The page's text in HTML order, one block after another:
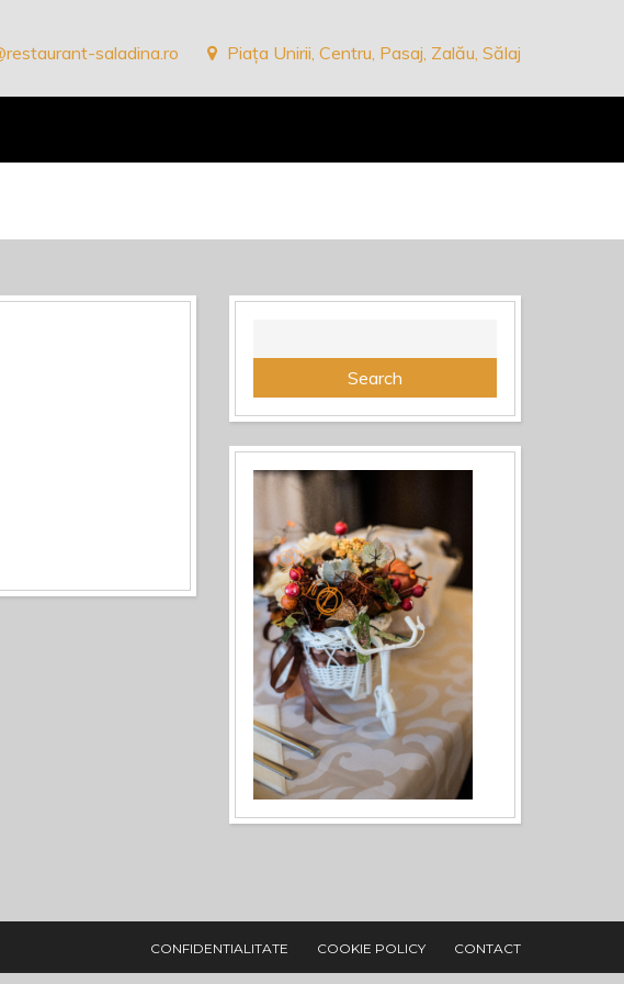
saladina.ro Piața Unirii, Centru, Pasaj, Zalău, Sălaj
for:
CONFIDENTIALITATE COOKIE POLICY CONTACT